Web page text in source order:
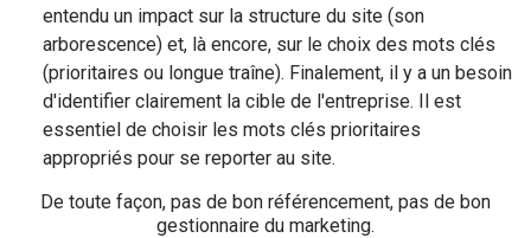
entendu un impact sur la structure du site (son
arborescence) et, là encore, sur le choix des mots clés
(prioritaires ou longue traîne). Finalement, il y a un besoin
d'identifier clairement la cible de l'entreprise. Il est
essentiel de choisir les mots clés prioritaires
appropriés pour se reporter au site.
De toute façon, pas de bon référencement, pas de bon
gestionnaire du marketing.